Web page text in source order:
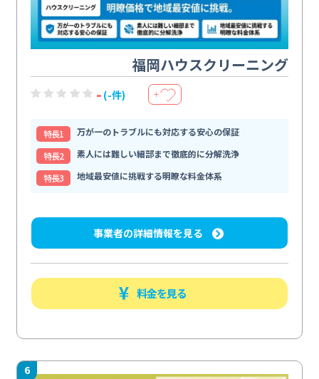
福岡ハウスクリーニング
- (-件) ＋
特⻑1
万が一のトラブルにも対応する安心の保証
特⻑2
素人には難しい細部まで徹底的に分解洗浄
特⻑3
地域最安値に挑戦する明瞭な料金体系
事業者の詳細情報を見る
料金を見る
6